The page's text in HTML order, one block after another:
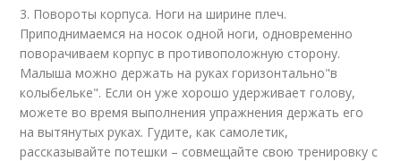
3. Повороты корпуса. Ноги на ширине плеч.
Приподнимаемся на носок одной ноги, одновременно
поворачиваем корпус в противоположную сторону.
Малыша можно держать на руках горизонтально"в
колыбельке". Если он уже хорошо удерживает голову,
можете во время выполнения упражнения держать его
на вытянутых руках. Гудите, как самолетик,
рассказывайте потешки – совмещайте свою тренировку с